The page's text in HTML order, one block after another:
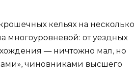
кельях на несколько
многоуровневой: от уездных
— ничтожно мал, но
чиновниками высшего